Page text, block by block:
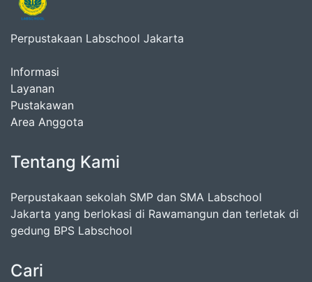
Perpustakaan Labschool Jakarta
Informasi
Layanan
Pustakawan
Area Anggota
Tentang Kami
Perpustakaan sekolah SMP dan SMA Labschool
Jakarta yang berlokasi di Rawamangun dan terletak di
gedung BPS Labschool
Cari